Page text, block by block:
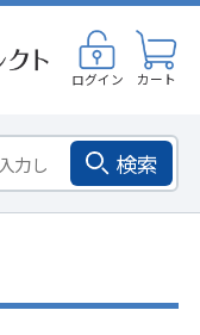
ログイン カート
検索